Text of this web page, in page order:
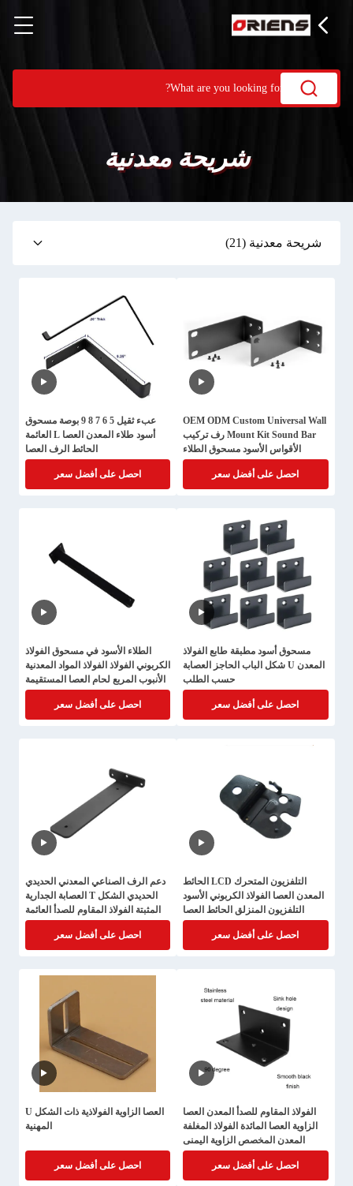
شريحة معدنية
شريحة معدنية (21)
OEM ODM Custom Universal Wall
Mount Kit Sound Bar رف تركيب
الأقواس الأسود مسحوق الطلاء
المعدن العصا
احصل على أفضل سعر
عبء ثقيل 5 6 7 8 9 بوصة مسحوق
أسود طلاء المعدن العصا L العائمة
الحائط الرف العصا
احصل على أفضل سعر
مسحوق أسود مطبقة طابع الفولاذ
المعدن U شكل الباب الحاجز العصابة
حسب الطلب
احصل على أفضل سعر
الطلاء الأسود في مسحوق الفولاذ
الكربوني الفولاذ الفولاذ المواد المعدنية
الأنبوب المربع لحام العصا المستقيمة
نوع الدعم الملابس
احصل على أفضل سعر
التلفزيون المتحرك LCD الحائط
المعدن العصا الفولاذ الكربوني الأسود
التلفزيون المنزلق الحائط العصا
القرية الثقيلة الأسود
احصل على أفضل سعر
دعم الرف الصناعي المعدني الحديدي
الحديدي الشكل T العصابة الجدارية
المثبتة الفولاذ المقاوم للصدأ العائمة
احصل على أفضل سعر
الفولاذ المقاوم للصدأ المعدن العصا
الزاوية العصا المائدة الفولاذ المغلفة
المعدن المخصص الزاوية اليمنى
احصل على أفضل سعر
العصا الزاوية الفولاذية ذات الشكل U
المهنية
احصل على أفضل سعر